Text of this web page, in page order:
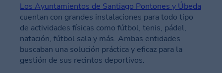
Los Ayuntamientos de Santiago Pontones y Úbeda
cuentan con grandes instalaciones para todo tipo
de actividades físicas como fútbol, tenis, pádel,
natación, fútbol sala y más. Ambas entidades
buscaban una solución práctica y eficaz para la
gestión de sus recintos deportivos.